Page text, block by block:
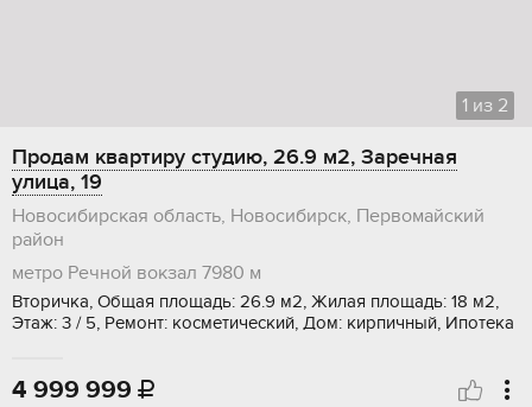
1 из 2
Продам квартиру студию, 26.9 м2, Заречная
улица, 19
Новосибирская область, Новосибирск, Первомайский
район
метро Речной вокзал 7980 м
Вторичка, Общая площадь: 26.9 м2, Жилая площадь: 18 м2,
Этаж: 3 / 5, Ремонт: косметический, Дом: кирпичный, Ипотека
4 999 999 